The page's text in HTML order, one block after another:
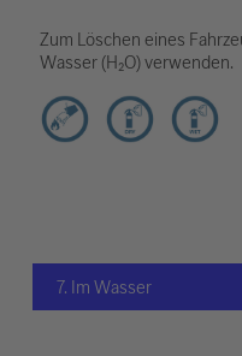
Zum Löschen eines
Wasser (H₂O) verwenden.
7. Im Wasser